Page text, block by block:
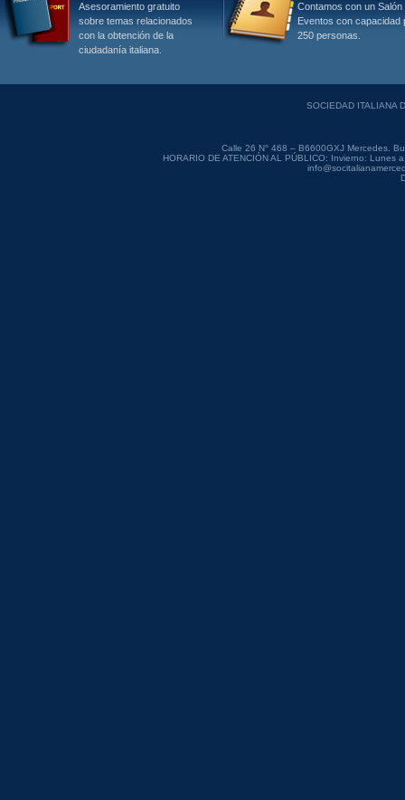
Asesoramiento gratuito
sobre temas relacionados
con la obtención de la
ciudadanía italiana.
Contamos con un Salón
Eventos con capacidad
250 personas.
SOCIEDAD ITALIANA
Calle 26 N° 468 – B6600GXJ Mercedes.
HORARIO DE ATENCIÓN AL PÚBLICO: Invierno: